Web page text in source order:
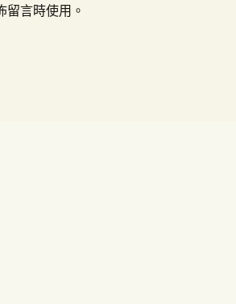
留言時使用。